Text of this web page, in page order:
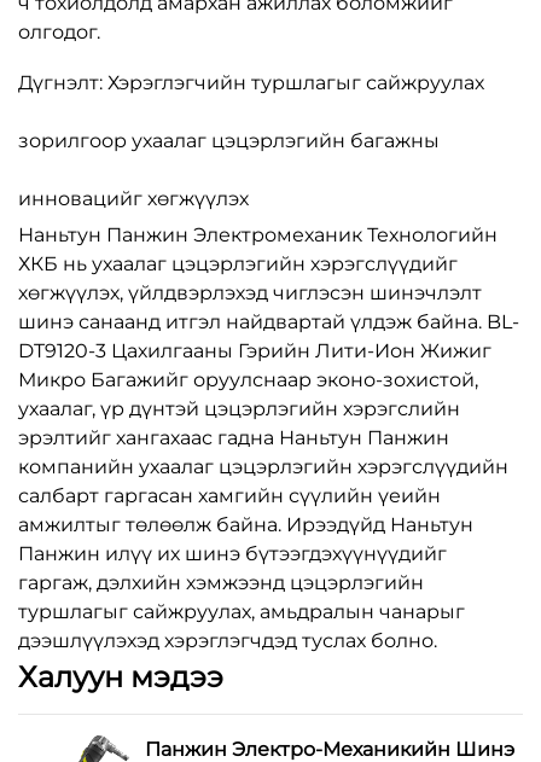
олгодог.
Дүгнэлт: Хэрэглэгчийн туршлагыг сайжруулах
зорилгоор ухаалаг цэцэрлэгийн багажны
инновацийг хөгжүүлэх
Наньтун Панжин Электромеханик Технологийн
ХКБ нь ухаалаг цэцэрлэгийн хэрэгслүүдийг
хөгжүүлэх, үйлдвэрлэхэд чиглэсэн шинэчлэлт
шинэ санаанд итгэл найдвартай үлдэж байна. BL-
DT9120-3 Цахилгааны Гэрийн Лити-Ион Жижиг
Микро Багажийг оруулснаар эконо-зохистой,
ухаалаг, үр дүнтэй цэцэрлэгийн хэрэгслийн
эрэлтийг хангахаас гадна Наньтун Панжин
компанийн ухаалаг цэцэрлэгийн хэрэгслүүдийн
салбарт гаргасан хамгийн сүүлийн үеийн
амжилтыг төлөөлж байна. Ирээдүйд Наньтун
Панжин илүү их шинэ бүтээгдэхүүнүүдийг
гаргаж, дэлхийн хэмжээнд цэцэрлэгийн
туршлагыг сайжруулах, амьдралын чанарыг
дээшлүүлэхэд хэрэглэгчдэд туслах болно.
Халуун мэдээ
Панжин Электро-Механикийн Шинэ